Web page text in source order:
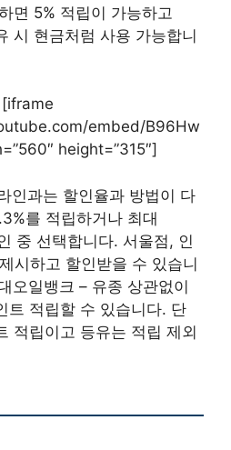
면 5% 적립이 가능하고
시 현금처럼 사용 가능합니
[iframe
embed/B96Hw
height=”315″]
인과는 할인율과 방법이 다
를 적립하거나 최대
중 선택합니다. 서울점, 인
시하고 할인받을 수 있습니
오일뱅크 – 유종 상관없이
트 적립할 수 있습니다. 단
적립이고 등유는 적립 제외